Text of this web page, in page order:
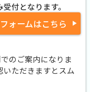
付となります。
ォームはこちら
のご案内になりま
いただきますとスム